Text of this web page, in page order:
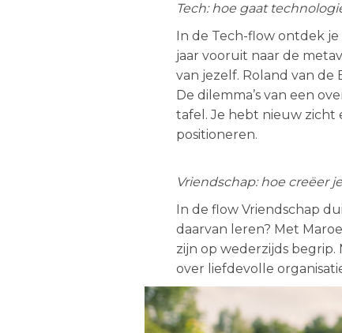
Tech: hoe gaat
In de Tech-flow ontdek
jaar vooruit naar de
van jezelf. Roland van
De dilemma’s van een
tafel. Je hebt nieuw zicht
positioneren.
Vriendschap: hoe creëer
In de flow Vriendschap
daarvan leren? Met
zijn op wederzijds begrip.
over liefdevolle